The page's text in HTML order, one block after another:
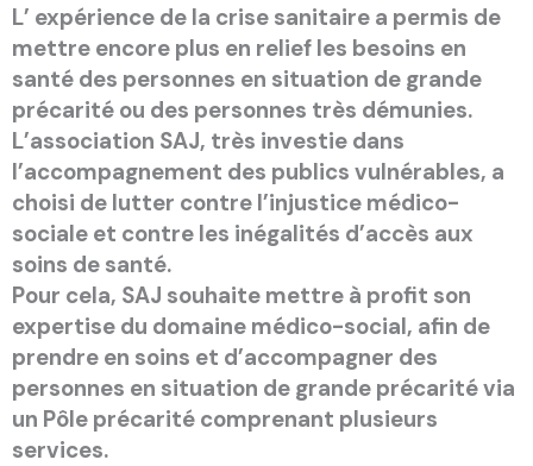
L’ expérience de la crise sanitaire a permis de
mettre encore plus en relief les besoins en
santé des personnes en situation de grande
précarité ou des personnes très démunies.
L’association SAJ, très investie dans
l’accompagnement des publics vulnérables, a
choisi de lutter contre l’injustice médico-
sociale et contre les inégalités d’accès aux
soins de santé.
Pour cela, SAJ souhaite mettre à profit son
expertise du domaine médico-social, afin de
prendre en soins et d’accompagner des
personnes en situation de grande précarité via
un Pôle précarité comprenant plusieurs
services.